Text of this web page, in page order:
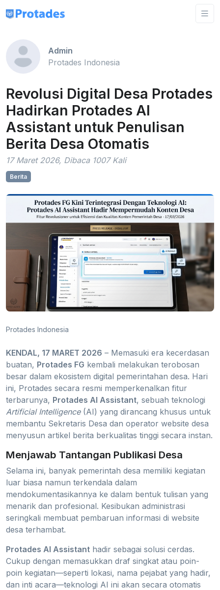
Admin
Protades Indonesia
Revolusi Digital Desa Protades
Hadirkan Protades AI
Assistant untuk Penulisan
Berita Desa Otomatis
17 Maret 2026, Dibaca 1007 Kali
Berita
Protades Indonesia
KENDAL, 17 MARET 2026 – Memasuki era kecerdasan
buatan, Protades FG kembali melakukan terobosan
besar dalam ekosistem digital pemerintahan desa. Hari
ini, Protades secara resmi memperkenalkan fitur
terbarunya, Protades AI Assistant, sebuah teknologi
Artificial Intelligence(AI) yang dirancang khusus untuk
membantu Sekretaris Desa dan operator website desa
menyusun artikel berita berkualitas tinggi secara instan.
Menjawab Tantangan Publikasi Desa
Selama ini, banyak pemerintah desa memiliki kegiatan
luar biasa namun terkendala dalam
mendokumentasikannya ke dalam bentuk tulisan yang
menarik dan profesional. Kesibukan administrasi
seringkali membuat pembaruan informasi di website
desa terhambat.
Protades AI Assistant hadir sebagai solusi cerdas.
Cukup dengan memasukkan draf singkat atau poin-
poin kegiatan—seperti lokasi, nama pejabat yang hadir,
dan inti acara—teknologi AI ini akan secara otomatis